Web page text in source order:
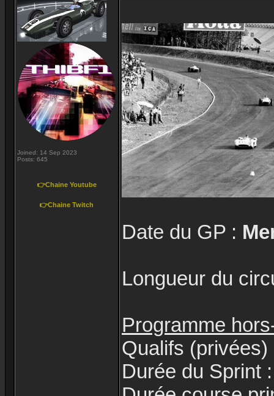
Joined: 14 Sep 2023
Posts: 645
👉Chaine Youtube
👉Chaine Twitch
Date du GP :
Longueur du
Programme
Qualifs
Durée du Sprint